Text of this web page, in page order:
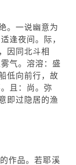
。一说幽意为
逢夜间。际，
因同北斗相
气。溶溶：盛
低向前行，故
且：尚。弥
即过隐居的渔
作品。若耶溪